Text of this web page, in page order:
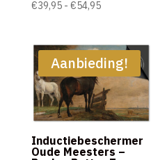
€39,95 - €54,95Prijsklasse:
€54,95
Aanbieding!
Inductiebeschermer
Oude Meesters –